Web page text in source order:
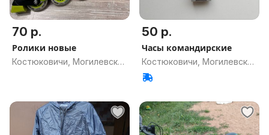
70 р.
Ролики новые
Костюковичи, Могилевская
50 р.
Часы командирские
Костюковичи, Могилевская
обл.